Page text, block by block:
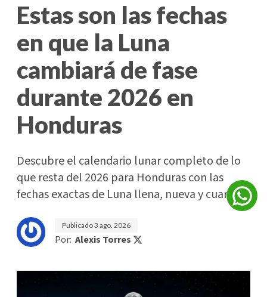
Estas son las fechas
en que la Luna
cambiará de fase
durante 2026 en
Honduras
Descubre el calendario lunar completo de lo
que resta del 2026 para Honduras con las
fechas exactas de Luna llena, nueva y cuartos.
Publicado3 ago. 2026
Por: Alexis Torres